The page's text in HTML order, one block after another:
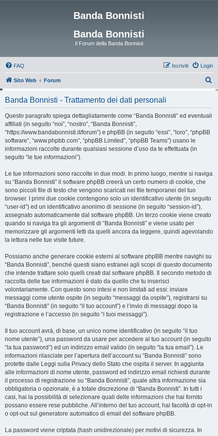
Banda Bonnisti
Banda Bonnisti
Il Forum della Banda Bonnisti
FAQ Login
Iscriviti
Sito Web Forum
Banda Bonnisti - Trattamento dei dati personali
Questo paragrafo spiega dettagliatamente come “Banda Bonnisti” ed eventuali
affiliati (in seguito “noi”, “nostro”, “Banda Bonnisti”,
“https://www.bandabonnisti.it/forum”) e phpBB (in seguito “essi”, “loro”, “phpBB
software”, “www.phpbb.com”, “phpBB Limited”, “phpBB Teams”) usano le
informazioni raccolte durante qualsiasi sessione d’uso da te effettuata (in
seguito “le tue informazioni”).
Le tue informazioni sono raccolte in due modi. In primo luogo, mentre si naviga
su “Banda Bonnisti” il software phpBB creerà un certo numero di cookie, che
sono piccoli file di testo che vengono scaricati nei file temporanei del tuo
browser. I primi due cookie contengono solo un identificativo utente (in seguito
“user-id”) ed un identificativo anonimo di sessione (in seguito “session-id”),
assegnato automaticamente dal software phpBB. Un terzo cookie viene creato
quando si naviga tra gli argomenti di “Banda Bonnisti” e viene usato per
memorizzare gli argomenti letti da quelli ancora da leggere, quindi agevolando
la lettura nelle tue visite future.
Possiamo anche generare cookie esterni al software phpBB mentre navighi su
“Banda Bonnisti”, benché questi siano estranei agli scopi di questo documento
che intende trattare solo quelli creati dal software phpBB. Il secondo metodo di
raccolta delle tue informazioni è dato da quello che tu inserisci
volontariamente. Con questo sono intesi e non limitati ad essi: inviare
messaggi come utente ospite (in seguito “messaggi da ospite”), registrarsi su
“Banda Bonnisti” (in seguito “il tuo account”) e l’invio di messaggi dopo la
registrazione e l’accesso (in seguito “i tuoi messaggi”).
Il tuo account avrà, di base, un unico nome identificativo (in seguito “il tuo
nome utente”), una password da usare per accedere al tuo account (in seguito
“la tua password”) ed un indirizzo email valido (in seguito “la tua email”). Le
informazioni rilasciate per l’apertura dell’account su “Banda Bonnisti” sono
protette dalle Leggi sulla Privacy dello Stato che ospita il server. In aggiunta
alle informazioni di nome utente, password ed indirizzo email richiesti durante
il processo di registrazione su “Banda Bonnisti”, quale altra informazione sia
obbligatoria o opzionale, è a totale discrezione di “Banda Bonnisti”. In tutti i
casi, hai la possibilità di selezionare quali delle informazioni che hai fornito
possano essere rese pubbliche. All’interno del tuo account, hai facoltà di opt-in
o opt-out sul generatore automatico di email del software phpBB.
La password viene criptata (hash unidirezionale) per motivi di sicurezza. In